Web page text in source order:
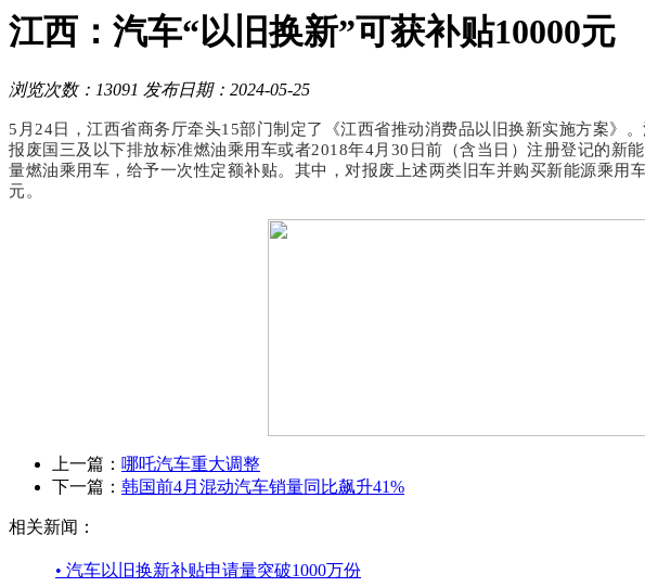
江西：汽车“以旧换新”可获补贴10000元
浏览次数：13091 发布日期：2024-05-25
5月24日，江西省商务厅牵头15部门制定了《江西省推动消费品以旧换新实施方案》
报废国三及以下排放标准燃油乘用车或者2018年4月30日前（含当日）注册登记的新
量燃油乘用车，给予一次性定额补贴。其中，对报废上述两类旧车并购买新能源乘
元。
上一篇： 哪吒汽车重大调整
下一篇： 韩国前4月混动汽车销量同比飙升41%
相关新闻：
• 汽车以旧换新补贴申请量突破1000万份